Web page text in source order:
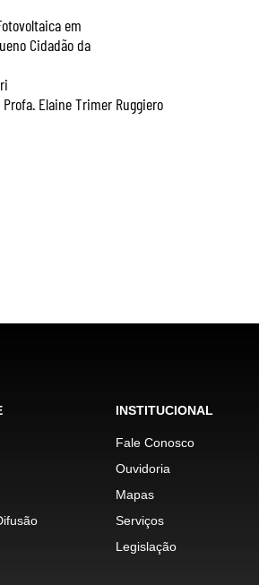
em
Cidadão da
Elaine Trimer Ruggiero
INSTITUCIONAL
Fale Conosco
Ouvidoria
Mapas
Serviços
Legislação